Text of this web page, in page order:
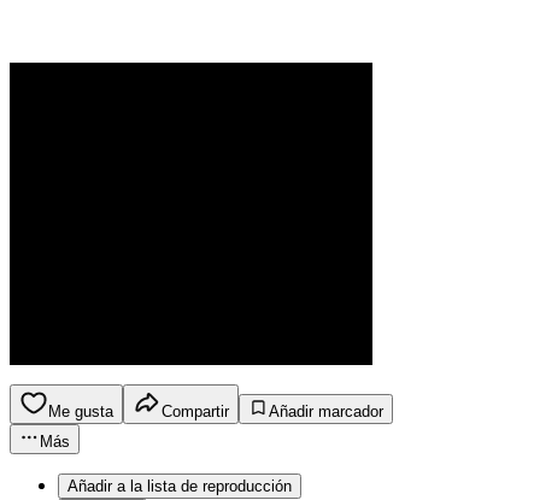
Me gusta Compartir
Añadir marcador
Más
Añadir a la lista de reproducción